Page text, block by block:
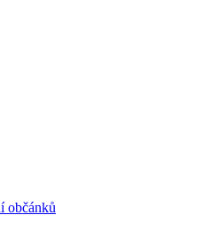
občánků